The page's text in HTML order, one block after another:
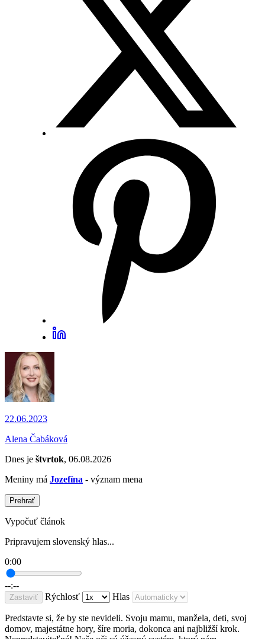
22.06.2023
Alena Čabáková
Dnes je štvrtok, 06.08.2026
Meniny má Jozefína - význam mena
Prehrať
Vypočuť článok
Pripravujem slovenský hlas...
0:00
--:--
Zastaviť Rýchlosť Hlas
Predstavte si, že by ste nevideli. Svoju mamu, manžela, deti, svoj
domov, majestátne hory, šíre moria, dokonca ani najbližší krok.